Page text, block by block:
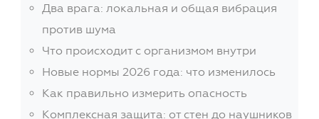
Два врага: локальная и общая вибрация
против шума
Что происходит с организмом внутри
Новые нормы 2026 года: что изменилось
Как правильно измерить опасность
Комплексная защита: от стен до наушников